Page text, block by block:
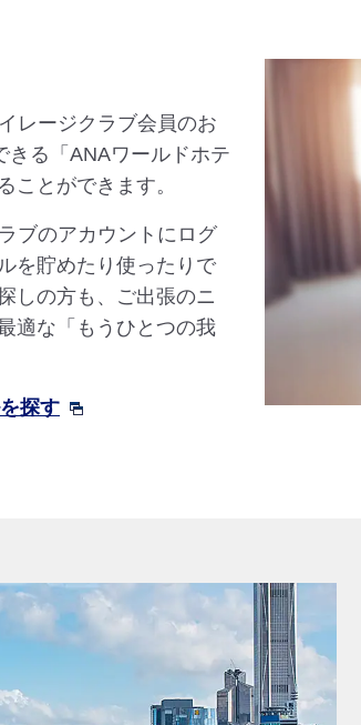
レージクラブ会員のお
きる「ANAワールドホテ
ことができます。
ブのアカウントにログ
を貯めたり使ったりで
しの方も、ご出張のニ
適な「もうひとつの我
探す